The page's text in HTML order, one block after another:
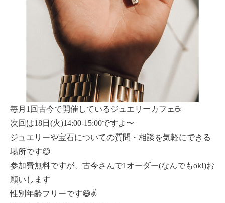
毎月1回古今で開催しているジュエリーカフェ☕️
次回は18日(火)14:00-15:00ですよ〜
ジュエリーや宝石についての質問・相談を気軽にできる
場所です😊
参加費無料ですが、古今さんで1オーダー(なんでもok!)お
願いします
性別年齢フリーです😄✌️